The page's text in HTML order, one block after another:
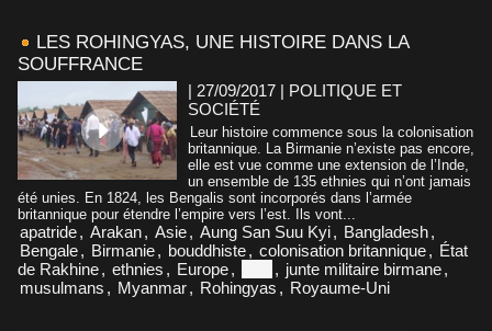
LES ROHINGYAS, UNE HISTOIRE DANS LA
SOUFFRANCE
| 27/09/2017 | POLITIQUE ET
SOCIÉTÉ
Leur histoire commence sous la colonisation
britannique. La Birmanie n’existe pas encore,
elle est vue comme une extension de l’Inde,
un ensemble de 135 ethnies qui n’ont jamais
été unies. En 1824, les Bengalis sont incorporés dans l’armée
britannique pour étendre l’empire vers l’est. Ils vont...
apatride, Arakan, Asie, Aung San Suu Kyi, Bangladesh,
Bengale, Birmanie, bouddhiste, colonisation britannique, État
de Rakhine, ethnies , Europe, , junte militaire birmane,
musulmans , Myanmar, Rohingyas , Royaume-Uni